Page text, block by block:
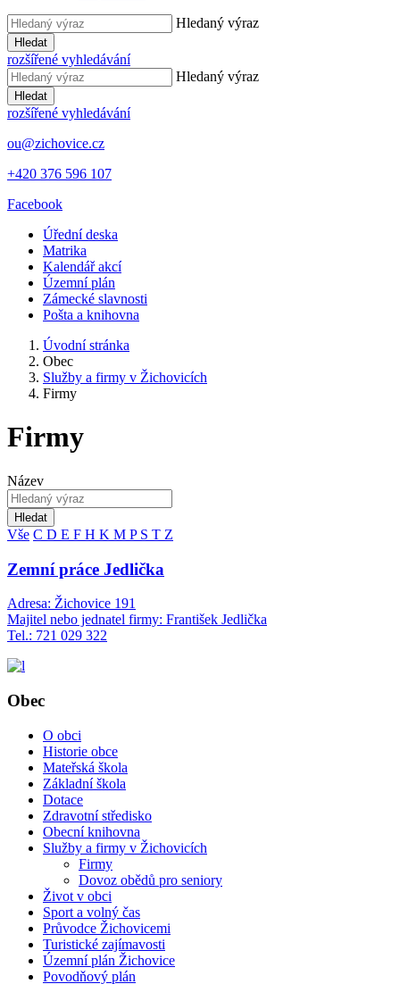
Hledaný výraz
Hledat
rozšířené vyhledávání
Hledaný výraz
Hledat
rozšířené vyhledávání
ou@zichovice.cz
+420 ​​376 596 107
Facebook
Úřední deska
Matrika
Kalendář akcí
Územní plán
Zámecké slavnosti
Pošta a knihovna
Úvodní stránka
Obec
Služby a firmy v Žichovicích
Firmy
Firmy
Název
Hledat
Vše C D E F H K M P S T Z
Zemní práce Jedlička
Adresa: Žichovice 191
Majitel nebo jednatel firmy: František Jedlička
Tel.: 721 029 322
Obec
O obci
Historie obce
Mateřská škola
Základní škola
Dotace
Zdravotní středisko
Obecní knihovna
Služby a firmy v Žichovicích
Firmy
Dovoz obědů pro seniory
Život v obci
Sport a volný čas
Průvodce Žichovicemi
Turistické zajímavosti
Územní plán Žichovice
Povodňový plán